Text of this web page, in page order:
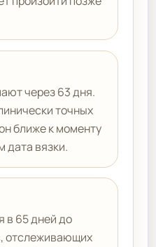
через 63 дня.
точных
ближе к моменту
дата вязки.
в 65 дней до
отслеживающих